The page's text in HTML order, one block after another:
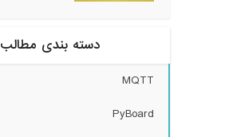
دسته بندی مطالب
MQTT
PyBoard